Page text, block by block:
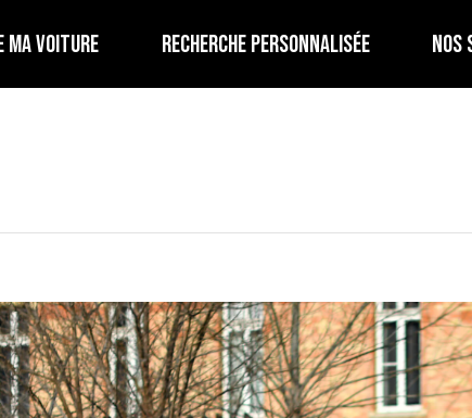
MA VOITURE RECHERCHE PERSONNALISÉE NOS